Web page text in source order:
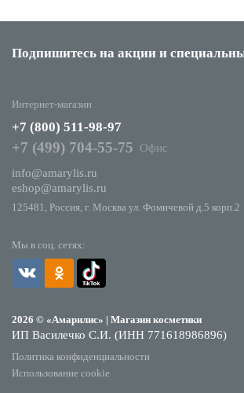
Подпишитесь на акции и
Мы в соц. сетях:
2026 © «Амарилис» | Магазин косметики
ИП Василечко С.И. (ИНН 771618986896)
Политика конфиденциальности
Использование cookie
Интернет-магазин
+7 (800) 511-98-97
+7 (499) 704-55-75
Офис
info@amarylis.ru
eshop@amarylis.ru
125481, Россия, г. Москва ул. Фомичевой д.5 корп.2